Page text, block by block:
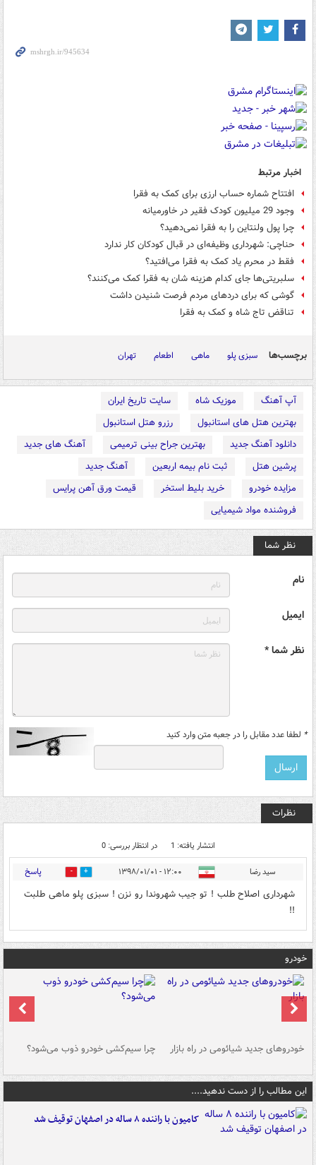
اخبار مرتبط
افتتاح شماره حساب ارزی برای کمک به فقرا
وجود 29 میلیون کودک فقیر در خاورمیانه
چرا پول ولنتاین را به فقرا نمی‌دهید؟
حناچی: شهرداری وظیفه‌ای در قبال کودکان کار ندارد
فقط در محرم یاد کمک به فقرا می‌افتید؟
سلبریتی‌ها جای کدام هزینه شان به فقرا کمک می‌کنند؟
گوشی که برای دردهای مردم فرصت شنیدن داشت
تناقض تاج شاه و کمک به فقرا
برچسب‌ها سبزی پلو ماهی اطعام تهران
آپ آهنگ موزیک شاه
سایت تاریخ ایران
بهترین هتل های استانبول
رزرو هتل استانبول
دانلود آهنگ جدید
بهترین جراح بینی ترمیمی
آهنگ های جدید
پرشین هتل
ثبت نام بیمه اربعین
آهنگ جدید
مزایده خودرو
خرید بلیط استخر
قیمت ورق آهن پرایس
فروشنده مواد شیمیایی
نظر شما
نام
ایمیل
نظر شما *
* لطفا عدد مقابل را در جعبه متن وارد کنید
نظرات
انتشار یافته: 1 در انتظار بررسی: 0
سید رضا ۱۲:۰۰ - ۱۳۹۸/۰۱/۰۱ 7 پاسخ
شهرداری اصلاح طلب ! تو جیب شهروندا رو نزن ! سبزی پلو ماهی طلبت
!!
خودرو
خودروهای جدید شیائومی در راه بازار چرا سیم‌کشی خودرو ذوب می‌شود؟
این مطالب را از دست ندهید....
کامیون با راننده ۸ ساله در اصفهان توقیف شد